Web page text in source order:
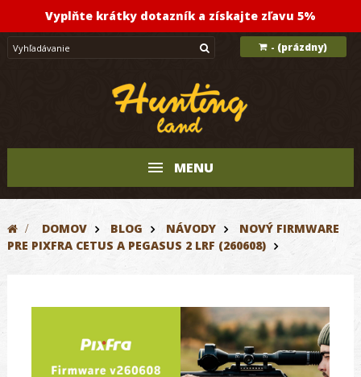
Vyplňte krátky dotazník a získajte zľavu 5%
- (prázdny)
MENU
> DOMOV BLOG NÁVODY
NOVÝ FIRMWARE
PRE PIXFRA CETUS A PEGASUS 2 LRF (260608)